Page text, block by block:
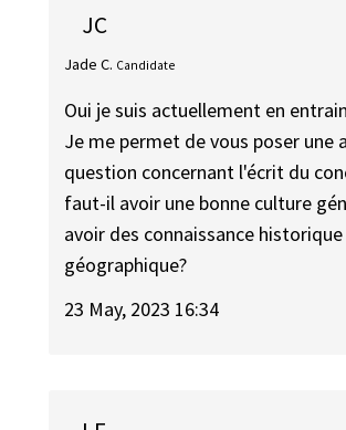
JC
Jade C. Candidate
Oui je suis actuellement en
Je me permet de vous poser une
question concernant l'écrit du
faut-il avoir une bonne culture
avoir des connaissance
géographique?
23 May, 2023 16:34